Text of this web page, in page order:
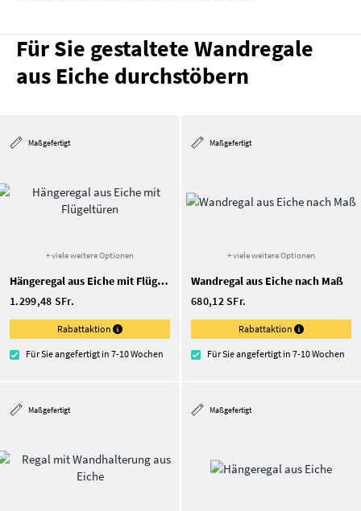
Für Sie gestaltete Wandregale
aus Eiche durchstöbern
Maßgefertigt
+ viele weitere Optionen
Hängeregal aus Eiche mit Flügeltüren
1.299,48 SFr.
Rabattaktion
Für Sie angefertigt in 7-10 Wochen
Maßgefertigt
+ viele weitere Optionen
Wandregal aus Eiche nach Maß
680,12 SFr.
Rabattaktion
Für Sie angefertigt in 7-10 Wochen
Maßgefertigt Maßgefertigt